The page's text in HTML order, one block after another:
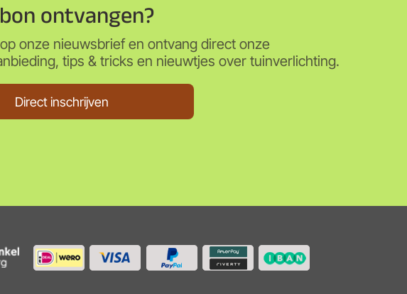
ontvangen?
onze nieuwsbrief en ontvang direct onze
tips & tricks en nieuwtjes over tuinverlichting.
Direct inschrijven